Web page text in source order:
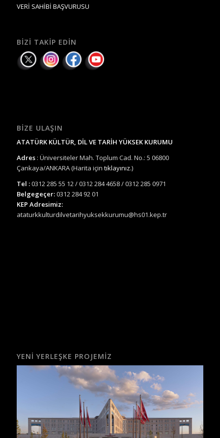
VERİ SAHİBİ BAŞVURUSU
BIZI TAKIP EDIN
BIZE ULAŞIN
ATATÜRK KÜLTÜR, DİL VE TARİH YÜKSEK KURUMU
Adres : Üniversiteler Mah. Toplum Cad. No.: 5 06800
Çankaya/ANKARA (Harita için tıklayınız.)
Tel :0312 285 55 12 / 0312 284 4658 / 0312 285 0971
Belgegeçer:0312 284 92 01
KEP Adresimiz:
ataturkkulturdilvetarihyuksekkurumu@hs01.kep.tr
YENI YERLEŞKE PROJEMIZ